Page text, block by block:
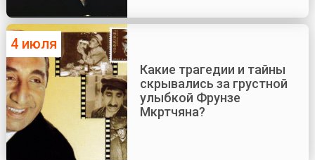
4 июля
Какие трагедии и тайны
скрывались за грустной
улыбкой Фрунзе
Мкртчяна?